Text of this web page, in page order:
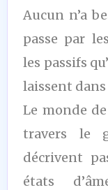
Aucun n’a
passe par
les passifs
laissent
Le monde
travers le
décrivent
états